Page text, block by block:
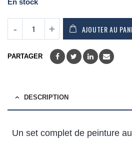
En stock
AJOUTER AU
PARTAGER
DESCRIPTION
Un set complet de peinture